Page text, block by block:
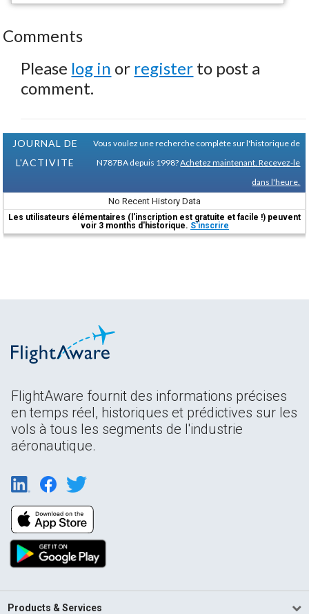
Comments
Please log in or register to post a
comment.
JOURNAL DE
L'ACTIVITE
Vous voulez une recherche complète sur l'historique de
N787BA depuis 1998?Achetez maintenant. Recevez-le
dans l'heure.
No Recent History Data
Les utilisateurs élémentaires (l'inscription est gratuite et facile !) peuvent
voir 3 months d'historique. S'inscrire
FlightAware fournit des informations précises
en temps réel, historiques et prédictives sur les
vols à tous les segments de l'industrie
aéronautique.
Products & Services